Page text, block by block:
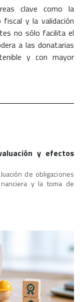
clave como la
fiscal y la validación
no sólo facilita el
a las donatarias
y con mayor
y efectos
de obligaciones
y la toma de